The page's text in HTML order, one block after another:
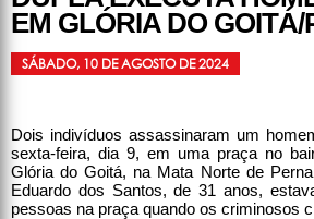
EM GLÓRIA DO GOITÁ/
SÁBADO, 10 DE AGOSTO DE 2024
Dois indivíduos assassinaram um
sexta-feira, dia 9, em uma praça no
Glória do Goitá, na Mata Norte de
Eduardo dos Santos, de 31 anos,
pessoas na praça quando os criminosos